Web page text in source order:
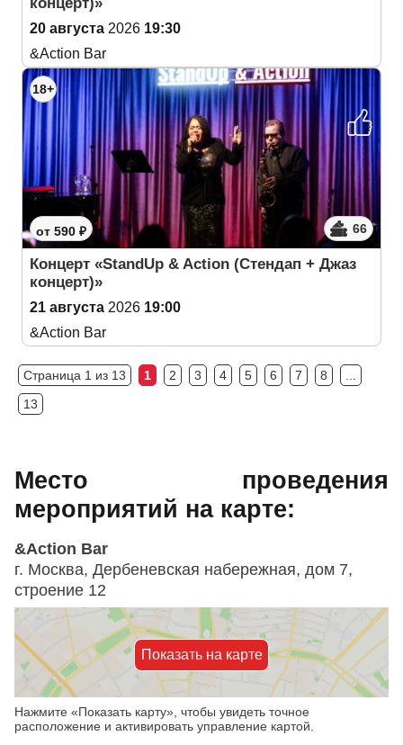
20 августа 2026 19:30
&Action Bar
18+
от 590 ₽ 66
Концерт «StandUp & Action (Cтендап + Джаз
концерт)»
21 августа 2026 19:00
&Action Bar
Страница 1 из 13 1 2 3 4 5 6 7 8
13
Место проведения
мероприятий на карте:
&Action Bar
г. Москва, Дербеневская набережная, дом 7,
строение 12
Показать на карте
Нажмите «Показать карту», чтобы увидеть точное
расположение и активировать управление картой.